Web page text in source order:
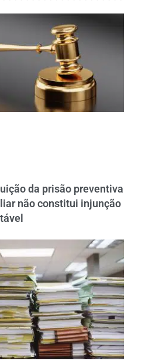
da prisão preventiva
não constitui injunção